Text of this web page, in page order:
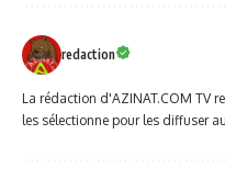
redaction
La rédaction d'AZINAT.COM TV
les sélectionne pour les diffuser